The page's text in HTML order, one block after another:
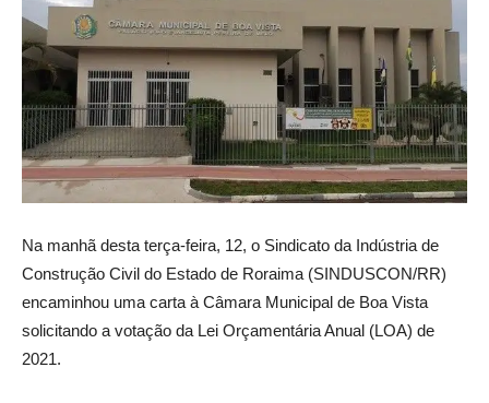
Na manhã desta terça-feira, 12, o Sindicato da Indústria de
Construção Civil do Estado de Roraima (SINDUSCON/RR)
encaminhou uma carta à Câmara Municipal de Boa Vista
solicitando a votação da Lei Orçamentária Anual (LOA) de
2021.